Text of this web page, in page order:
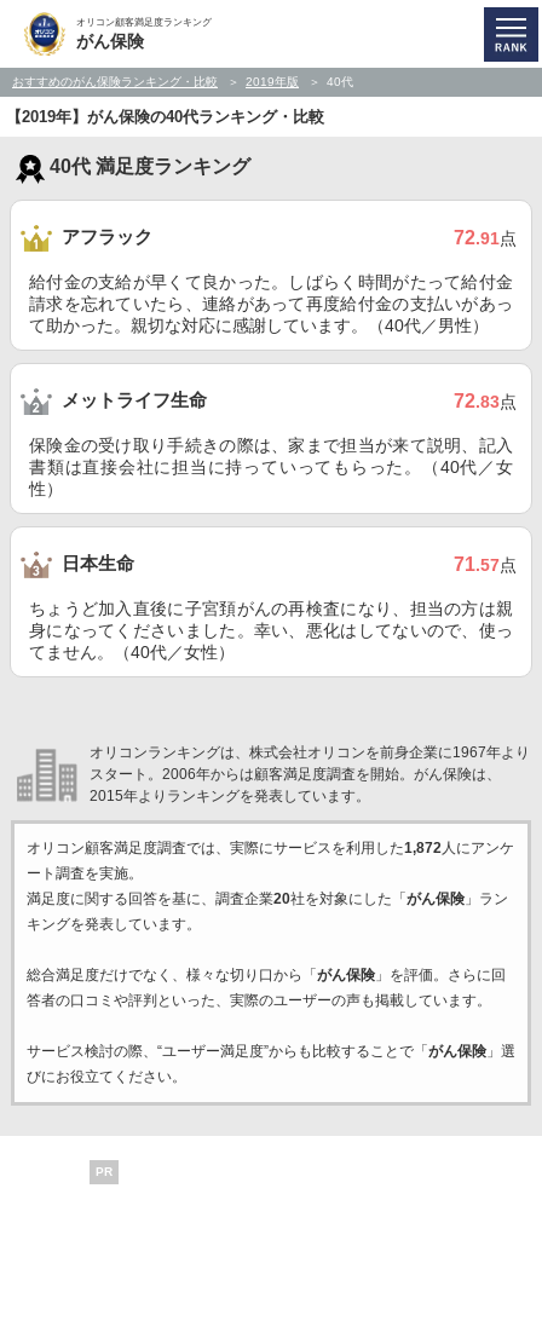
オリコン顧客満足度ランキング
がん保険
おすすめのがん保険ランキング・比較 2019年版 40代
【2019年】がん保険の40代ランキング・比較
40代 満足度ランキング
アフラック 72.91点
給付金の支給が早くて良かった。しばらく時間がたって給付金
請求を忘れていたら、連絡があって再度給付金の支払いがあっ
て助かった。親切な対応に感謝しています。（40代／男性）
メットライフ生命 72.83点
保険金の受け取り手続きの際は、家まで担当が来て説明、記入
書類は直接会社に担当に持っていってもらった。（40代／女
性）
日本生命 71.57点
ちょうど加入直後に子宮頚がんの再検査になり、担当の方は親
身になってくださいました。幸い、悪化はしてないので、使っ
てません。（40代／女性）
オリコンランキングは、株式会社オリコンを前身企業に1967年より
スタート。2006年からは顧客満足度調査を開始。がん保険は、
2015年よりランキングを発表しています。
オリコン顧客満足度調査では、実際にサービスを利用した1,872人にアンケ
ート調査を実施。
満足度に関する回答を基に、調査企業20社を対象にした「 がん保険」ラン
キングを発表しています。
総合満足度だけでなく、様々な切り口から「 がん保険」を評価。さらに回
答者の口コミや評判といった、実際のユーザーの声も掲載しています。
サービス検討の際、“ユーザー満足度”からも比較することで「 がん保険」選
びにお役立てください。
PR